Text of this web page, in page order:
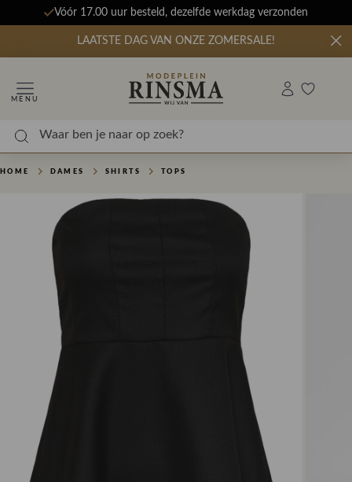
Vóór 17.00 uur besteld, dezelfde werkdag verzonden
LAATSTE DAG VAN ONZE ZOMERSALE!
MENU
HOME DAMES SHIRTS TOPS